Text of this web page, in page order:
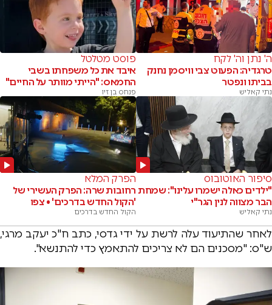
ה' נתן וה' לקח
טרגדיה: הפעוט צבי וויסמן נחנק
בביתו ונפטר
נתי קאליש
פוסט מטלטל
איבד את כל משפחתו בשבי
החמאס: "הייתי מוותר על החיים"
פנחס בן זיו
סיפור האוטובוס
"ילדים כאלה ישמרו עלינו": שמחת
הבר מצווה לנין הגר"י
נתי קאליש
הפרק המלא
רחובות שרה: הפרק העשירי של
'הקול החדש בדרכים' • צפו
הקול החדש בדרכים
לאחר שהתיעוד עלה לרשת על ידי גדסי, כתב ח"כ יעקב מרגי,
ש"ס: "מסכנים הם לא צריכים להתאמץ כדי להתנשא".